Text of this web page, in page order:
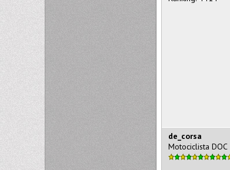
de_corsa
Motociclista DOC